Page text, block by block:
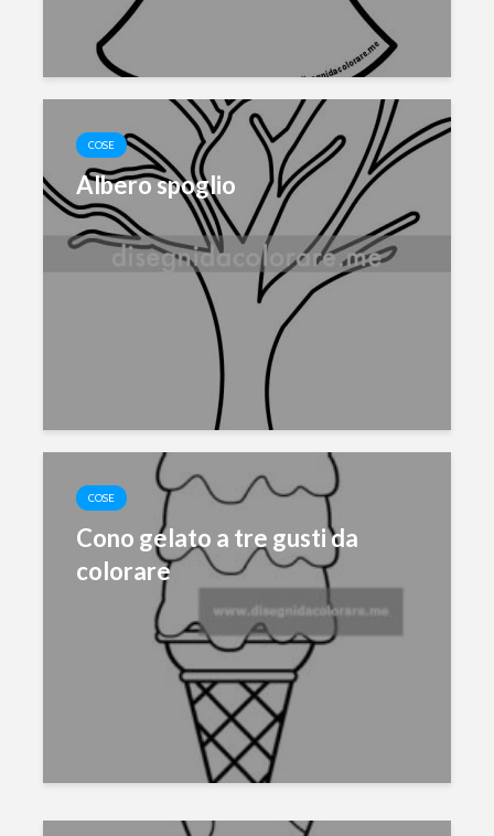
COSE
Albero spoglio
COSE
Cono gelato a tre gusti da
colorare